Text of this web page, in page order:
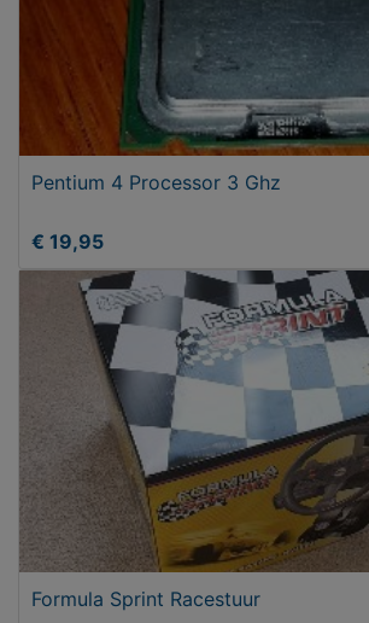
Pentium 4 Processor 3 Ghz
€ 19,95
Formula Sprint Racestuur